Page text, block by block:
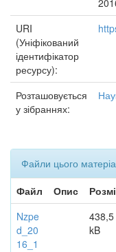
URI
(Уніфікований
ідентифікатор
ресурсу):
Розташовується
у зібраннях:
Файли цього
Файл
Опис
Nzpe
d_20
16_1
438,5
kB